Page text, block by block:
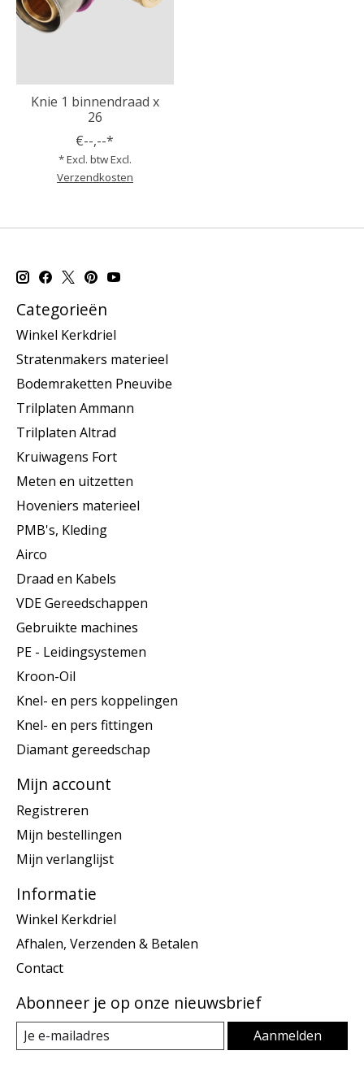
Knie 1 binnendraad x
26
€--,--*
* Excl. btw Excl.
Verzendkosten
Categorieën
Winkel Kerkdriel
Stratenmakers materieel
Bodemraketten Pneuvibe
Trilplaten Ammann
Trilplaten Altrad
Kruiwagens Fort
Meten en uitzetten
Hoveniers materieel
PMB's, Kleding
Airco
Draad en Kabels
VDE Gereedschappen
Gebruikte machines
PE - Leidingsystemen
Kroon-Oil
Knel- en pers koppelingen
Knel- en pers fittingen
Diamant gereedschap
Mijn account
Registreren
Mijn bestellingen
Mijn verlanglijst
Informatie
Winkel Kerkdriel
Afhalen, Verzenden & Betalen
Contact
Abonneer je op onze nieuwsbrief
Aanmelden